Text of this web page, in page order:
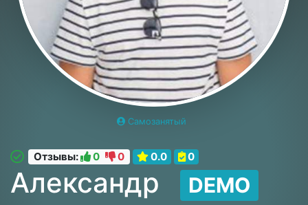
Отзывы: 0 0 0.0 0
Александр DEMO
Самозанятый